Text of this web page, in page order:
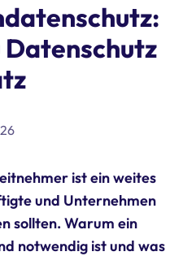
Datenschutz
ist ein weites
und Unternehmen
sollten. Warum ein
notwendig ist und was